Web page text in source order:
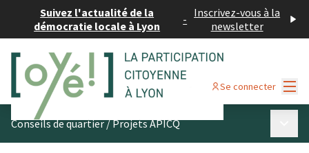
Suivez l'actualité de la
démocratie locale à Lyon
- Inscrivez-vous à la
newsletter
Se connecter
Conseils de quartier/Projets APICQ